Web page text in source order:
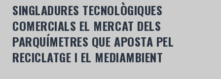
SINGLADURES TECNOLÒGIQUES
COMERCIALS EL MERCAT DELS
PARQUÍMETRES QUE APOSTA PEL
RECICLATGE I EL MEDIAMBIENT